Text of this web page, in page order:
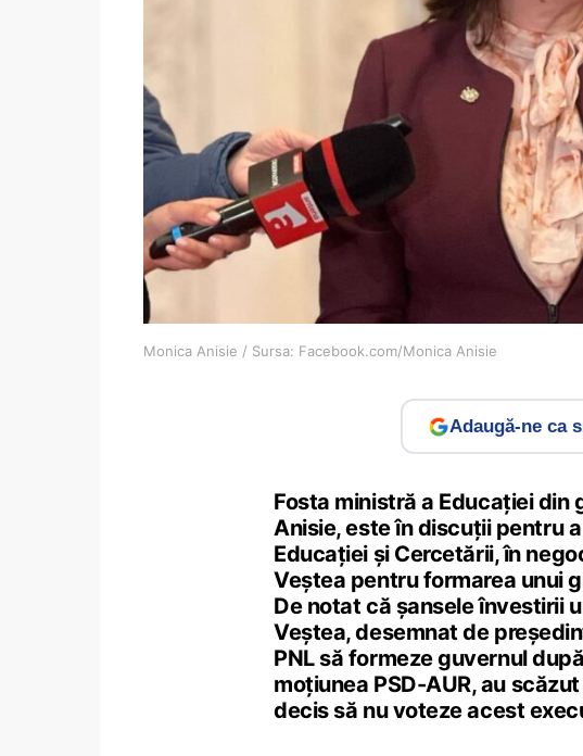
Monica Anisie / Sursa: Facebook.com/Monica Anisie
Adaugă-ne ca
Fosta ministră a Educației din
Anisie, este în discuții pentru
Educației și Cercetării, în
Veștea pentru formarea unui
De notat că șansele învestirii
Veștea, desemnat de
PNL să formeze guvernul
moțiunea PSD-AUR, au
decis să nu voteze acest